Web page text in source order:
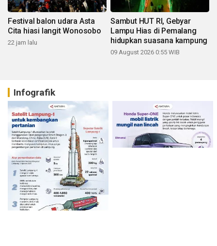
Festival balon udara Asta
Cita hiasi langit Wonosobo
22 jam lalu
Sambut HUT RI, Gebyar
Lampu Hias di Pemalang
hidupkan suasana kampung
09 August 2026 0:55 WIB
Infografik